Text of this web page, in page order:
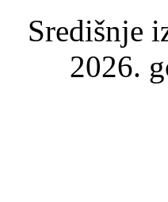
Središnje
2026.